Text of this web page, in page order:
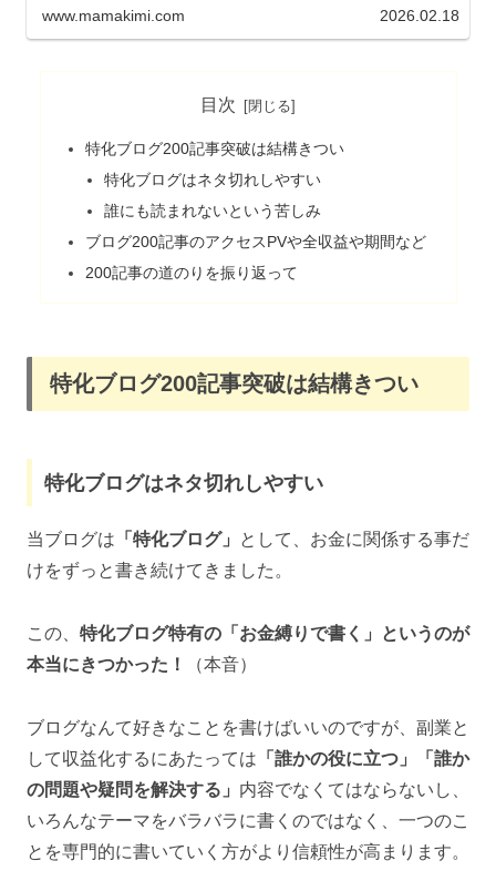
www.mamakimi.com 2026.02.18
目次
特化ブログ200記事突破は結構きつい
特化ブログはネタ切れしやすい
誰にも読まれないという苦しみ
ブログ200記事のアクセスPVや全収益や期間など
200記事の道のりを振り返って
特化ブログ200記事突破は結構きつい
特化ブログはネタ切れしやすい
当ブログは 「特化ブログ」
として、お金に関係する事だ
けをずっと書き続けてきました。
この、 特化ブログ特有の「お金縛りで書く」というのが
本当にきつかった！
（本音）
ブログなんて好きなことを書けばいいのですが、副業と
して収益化するにあたっては 「誰かの役に立つ」「誰か
の問題や疑問を解決する」 内容でなくてはならないし、
いろんなテーマをバラバラに書くのではなく、一つのこ
とを専門的に書いていく方がより信頼性が高まります。